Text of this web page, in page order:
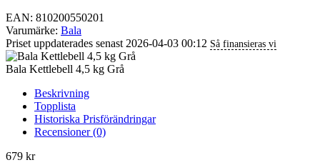
EAN: 810200550201
Varumärke: Bala
Priset uppdaterades senast 2026-04-03 00:12 Så finansieras vi
Bala Kettlebell 4,5 kg Grå
Beskrivning
Topplista
Historiska Prisförändringar
Recensioner (0)
679 kr